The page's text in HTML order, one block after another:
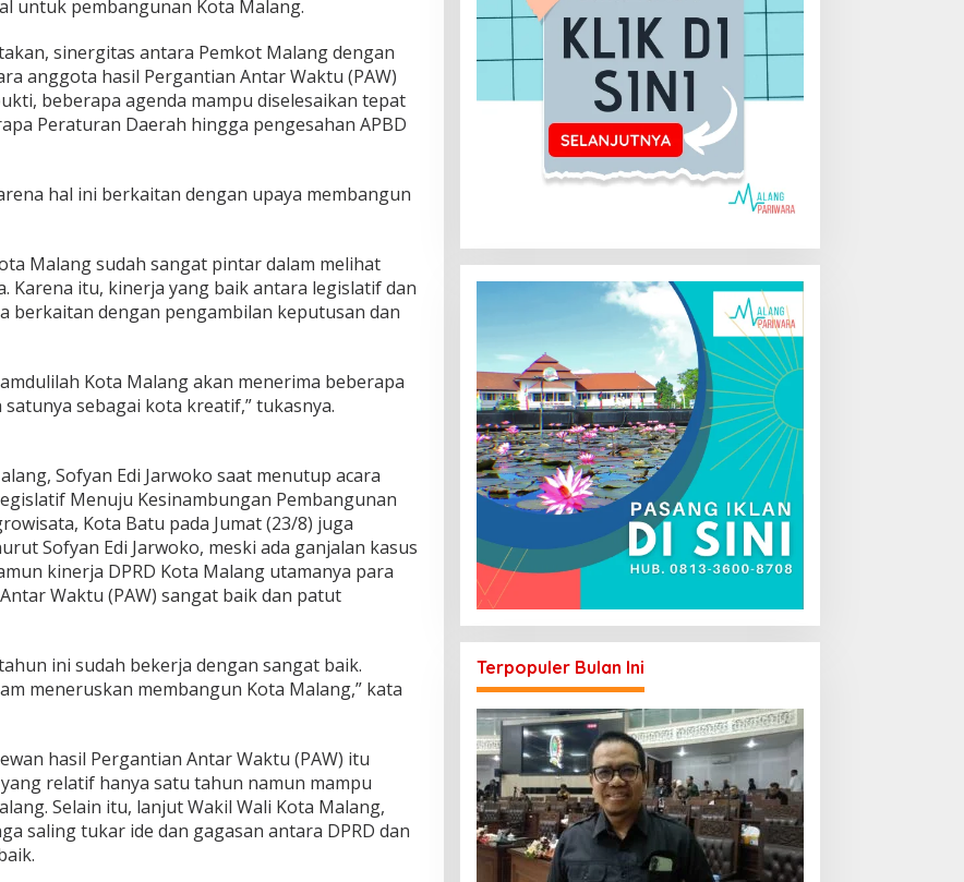
untuk pembangunan Kota Malang.
sinergitas antara Pemkot Malang dengan
anggota hasil Pergantian Antar Waktu (PAW)
beberapa agenda mampu diselesaikan tepat
Peraturan Daerah hingga pengesahan APBD
hal ini berkaitan dengan upaya membangun
Malang sudah sangat pintar dalam melihat
Karena itu, kinerja yang baik antara legislatif dan
berkaitan dengan pengambilan keputusan dan
Kota Malang akan menerima beberapa
sebagai kota kreatif,” tukasnya.
Sofyan Edi Jarwoko saat menutup acara
Menuju Kesinambungan Pembangunan
Kota Batu pada Jumat (23/8) juga
Sofyan Edi Jarwoko, meski ada ganjalan kasus
kinerja DPRD Kota Malang utamanya para
Waktu (PAW) sangat baik dan patut
ini sudah bekerja dengan sangat baik.
meneruskan membangun Kota Malang,” kata
hasil Pergantian Antar Waktu (PAW) itu
relatif hanya satu tahun namun mampu
Selain itu, lanjut Wakil Wali Kota Malang,
saling tukar ide dan gagasan antara DPRD dan
Terpopuler Bulan Ini